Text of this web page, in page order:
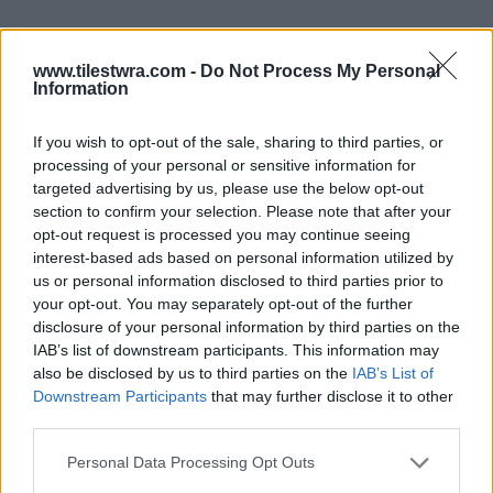
www.tilestwra.com - Do Not Process My Personal
Information
If you wish to opt-out of the sale, sharing to third parties, or
processing of your personal or sensitive information for
targeted advertising by us, please use the below opt-out
section to confirm your selection. Please note that after your
opt-out request is processed you may continue seeing
interest-based ads based on personal information utilized by
us or personal information disclosed to third parties prior to
your opt-out. You may separately opt-out of the further
disclosure of your personal information by third parties on the
IAB’s list of downstream participants. This information may
also be disclosed by us to third parties on the IAB’s List of
Downstream Participants that may further disclose it to other
Personal Data Processing Opt Outs
Τοποθετεί ένα μεγάλο βαθύ ταψί κάτω από το
καλοριφέρ και έχει και ένα πατάκι από κάτω για
τυχόν νερά που θα πέσουν. Το νερό διώχνει
«παγιδευτεί» μέσα στο καλοριφέρ.